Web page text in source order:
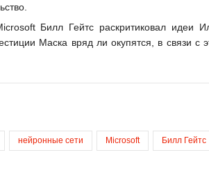
Билл Гейтс раскритиковал
Маска вряд ли окупятся, в связи с
нейронные сети Microsoft Билл Гейтс